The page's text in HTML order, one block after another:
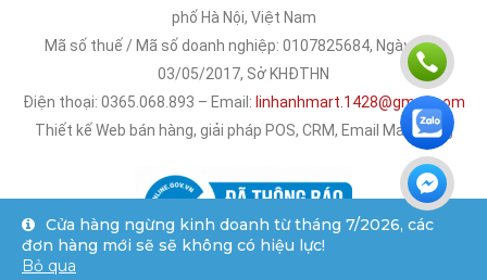
phố Hà Nội, Việt Nam
Mã số thuế / Mã số doanh nghiệp: 0107825684, Ngày cấp:
03/05/2017, Sở KHĐTHN
Điện thoại: 0365.068.893 – Email: linhanhmart.1428@gmail.com
Thiết kế Web bán hàng, giải pháp POS, CRM, Email Marketing
Trang chủ
Cửa hàng ngừng kinh doanh từ tháng 7/2026, các
đơn hàng mới sẽ sẽ không có hiệu lực!
Bỏ qua